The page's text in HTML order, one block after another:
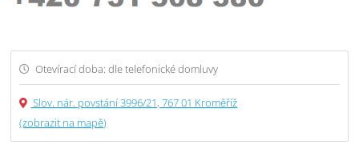
Otevírací doba: dle telefonické domluvy
Slov. nár. povstání 3996/21, 767 01 Kroměříž
(zobrazit na mapě)